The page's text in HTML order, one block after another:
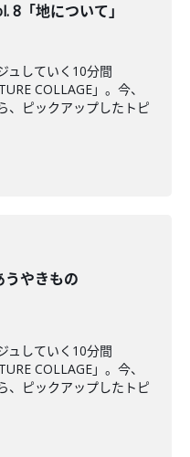
8「地について」
ュしていく10分間
COLLAGE」。今、
、ピックアップしたトピ
やきもの
ュしていく10分間
COLLAGE」。今、
、ピックアップしたトピ